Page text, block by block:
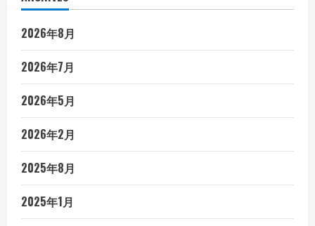
2026年8月
2026年7月
2026年5月
2026年2月
2025年8月
2025年1月